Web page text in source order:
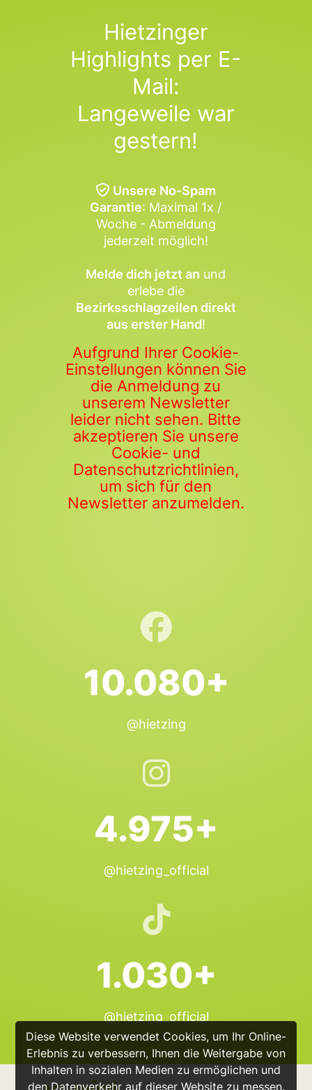
Diese Website verwendet Cookies, um Ihr Online-
Erlebnis zu verbessern, Ihnen die Weitergabe von
Inhalten in sozialen Medien zu ermöglichen und
den Datenverkehr auf dieser Website zu messen.
Hietzinger
Highlights per E-
Mail:
Langeweile war
gestern!
Unsere No-Spam
Garantie: Maximal 1x /
Woche - Abmeldung
jederzeit möglich!
Melde dich jetzt an und
erlebe die
Bezirksschlagzeilen direkt
aus erster Hand!
Aufgrund Ihrer Cookie-
Einstellungen können Sie
die Anmeldung zu
unserem Newsletter
leider nicht sehen. Bitte
akzeptieren Sie unsere
Cookie- und
Datenschutzrichtlinien,
um sich für den
Newsletter anzumelden.
10.080+
@hietzing
4.975+
@hietzing_official
1.030+
@hietzing_official